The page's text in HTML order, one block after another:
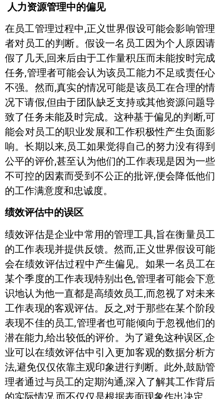
人力资源管理中的偏见
在员工管理过程中,正义世界假设可能会影响管理
者对员工的判断。假设一名员工因为个人原因请
假了几天,回来后由于工作量积压而未能按时完成
任务,管理者可能会认为该员工能力不足或责任心
不强。然而,真实的情况可能是该员工在合理的情
况下请假,但由于团队缺乏支持或其他资源问题导
致了任务未能及时完成。这种基于偏见的判断,可
能会对员工的职业发展和工作积极性产生负面影
响。长期以来,员工如果觉得自己的努力没有得到
公平的评价,甚至认为他们的工作表现是因为一些
不可控的因素而受到不公正的批评,便会降低他们
的工作满意度和忠诚度。
绩效评估中的误区
绩效评估是企业中常用的管理工具,旨在衡量员工
的工作表现并提供反馈。然而,正义世界假设可能
会在绩效评估过程中产生偏见。如果一名员工在
某个季度的工作表现特别出色,管理者可能会下意
识地认为他一直都是高绩效员工,而忽视了对未来
工作表现的客观评估。反之,对于那些在某个阶段
表现不佳的员工,管理者也可能倾向于忽视他们的
潜在能力,给出较低的评价。为了避免这种误区,企
业可以在绩效评估中引入更加客观的数据分析方
法,避免仅仅依靠主观印象进行判断。此外,鼓励管
理者通过与员工的定期沟通,深入了解其工作背后
的实际情况,而不仅仅是根据表面现象作出决定。